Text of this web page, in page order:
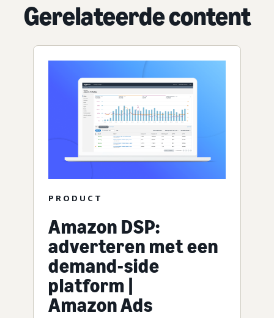
Gerelateerde content
PRODUCT
Amazon DSP:
adverteren met een
demand-side
platform |
Amazon Ads